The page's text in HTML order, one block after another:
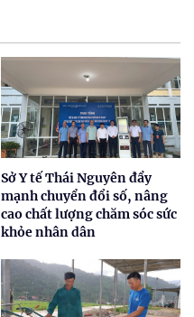
Sở Y tế Thái Nguyên đẩy
mạnh chuyển đổi số, nâng
cao chất lượng chăm sóc sức
khỏe nhân dân